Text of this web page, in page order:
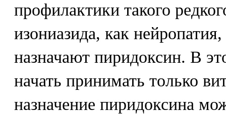
профилактики такого
изониазида, как
назначают пиридоксин. В
начать принимать только
назначение пиридоксина